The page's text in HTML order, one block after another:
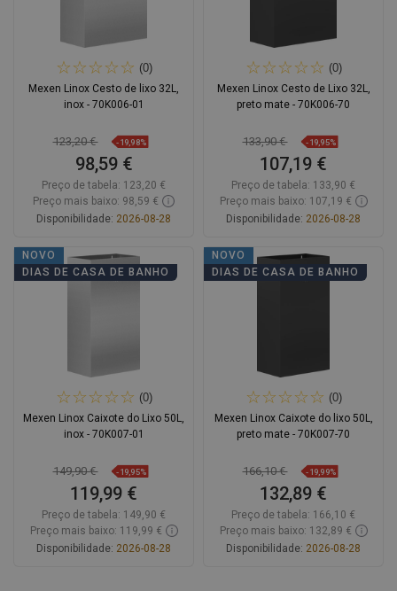
(0)
Mexen Linox Cesto de lixo 32L,
inox - 70K006-01
123,20 € -19,98%
98,59 €
Preço de tabela: 123,20 €
Preço mais baixo: 98,59 €
Disponibilidade: 2026-08-28
Adicionar
(0)
Mexen Linox Cesto de Lixo 32L,
preto mate - 70K006-70
133,90 € -19,95%
107,19 €
Preço de tabela: 133,90 €
Preço mais baixo: 107,19 €
Disponibilidade: 2026-08-28
Adicionar
NOVO
DIAS DE CASA DE BANHO
(0)
Mexen Linox Caixote do Lixo 50L,
inox - 70K007-01
149,90 € -19,95%
119,99 €
Preço de tabela: 149,90 €
Preço mais baixo: 119,99 €
Disponibilidade: 2026-08-28
NOVO
DIAS DE CASA DE BANHO
(0)
Mexen Linox Caixote do lixo 50L,
preto mate - 70K007-70
166,10 € -19,99%
132,89 €
Preço de tabela: 166,10 €
Preço mais baixo: 132,89 €
Disponibilidade: 2026-08-28